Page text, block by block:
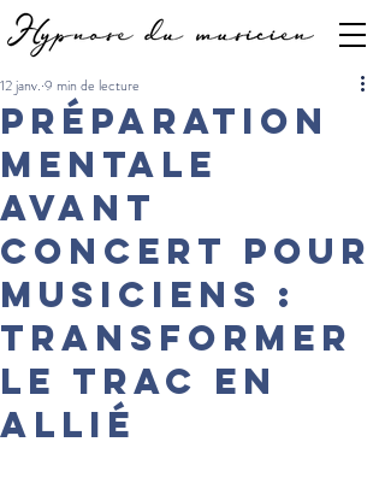
Préparation
mentale
avant
concert pour
musiciens :
transformer
le trac en
allié
12 janv. 9 min de lecture